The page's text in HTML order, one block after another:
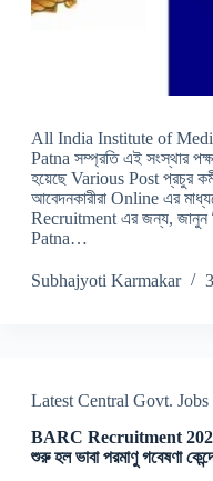
All India Institute of
Patna সম্প্রতি এই সংস্থার
হয়েছে Various Post প্রচুর
আবেদনকারীরা Online এর
Recruitment এর জন্য,
Patna…
Subhajyoti Karmakar
Latest Central Govt. Jobs
BARC Recruitment 2023:
শুরু হল ভাবা পরমাণু গবেষণা